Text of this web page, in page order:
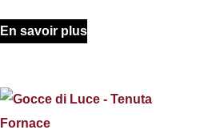
En savoir plus